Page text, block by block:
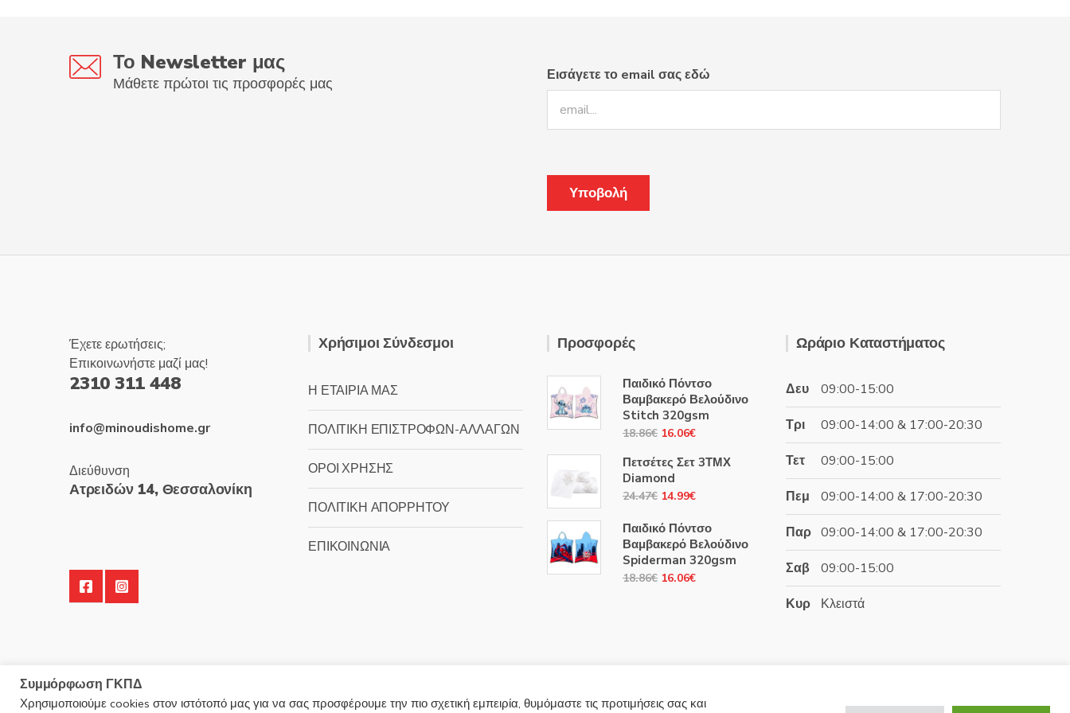
Το Newsletter μας
Μάθετε πρώτοι τις προσφορές μας Εισάγετε το email σας εδώ
Έχετε ερωτήσεις;
Επικοινωνήστε μαζί μας!
2310 311 448
info@minoudishome.gr
Διεύθυνση
Ατρειδών 14, Θεσσαλονίκη
Χρήσιμοι Σύνδεσμοι
Η ΕΤΑΙΡΙΑ ΜΑΣ
ΠΟΛΙΤΙΚΗ ΕΠΙΣΤΡΟΦΩΝ-ΑΛΛΑΓΩΝ
ΟΡΟΙ ΧΡΗΣΗΣ
ΠΟΛΙΤΙΚΗ ΑΠΟΡΡΗΤΟΥ
ΕΠΙΚΟΙΝΩΝΙΑ
Προσφορές
Παιδικό Πόντσο
Βαμβακερό Βελούδινο
Stitch 320gsm
18.86€ Original
was:
18.86€.
16.06€Η
τιμή
είναι:
Πετσέτες Σετ 3ΤΜΧ
Diamond
24.47€ Original
was:
24.47€.
14.99€Η
τιμή
είναι:
14.99€.
Παιδικό Πόντσο
Βαμβακερό Βελούδινο
Spiderman 320gsm
18.86€ Original
16.06€Η
Ωράριο Καταστήματος
Δευ 09:00-15:00
Τρι 09:00-14:00 & 17:00-20:30
Τετ 09:00-15:00
Πεμ 09:00-14:00 & 17:00-20:30
Παρ 09:00-14:00 & 17:00-20:30
Σαβ 09:00-15:00
Κυρ Κλειστά
Συμμόρφωση ΓΚΠΔ
Χρησιμοποιούμε cookies στον ιστότοπό μας για να σας προσφέρουμε την πιο σχετική εμπειρία, θυμόμαστε τις προτιμήσεις σας και